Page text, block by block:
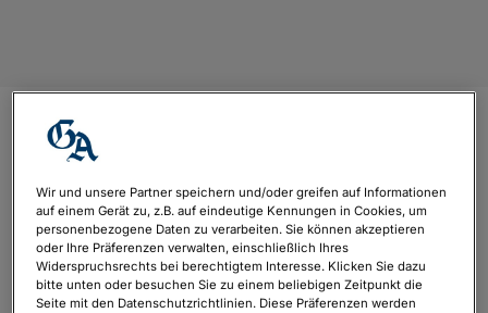
Oberhof
vonConstantin Arkoumanis|Nov. 13, 2025
Wir und unsere Partner speichern und/oder greifen auf Informationen
auf einem Gerät zu, z.B. auf eindeutige Kennungen in Cookies, um
personenbezogene Daten zu verarbeiten. Sie können akzeptieren
oder Ihre Präferenzen verwalten, einschließlich Ihres
Widerspruchsrechts bei berechtigtem Interesse. Klicken Sie dazu
bitte unten oder besuchen Sie zu einem beliebigen Zeitpunkt die
Seite mit den Datenschutzrichtlinien. Diese Präferenzen werden